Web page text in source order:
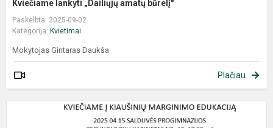
Kviečiame lankyti „Dailiųjų amatų būrelį"
Paskelbta: 2025-09-02
Kategorija: Kvietimai
Mokytojas Gintaras Daukša
Plačiau